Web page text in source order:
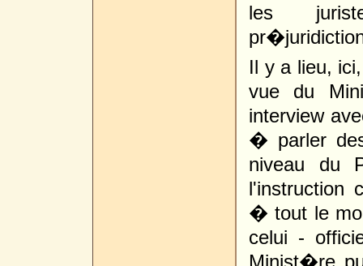
les
Il y a lieu,
vue du
interview
� parler
niveau du
l'instruction
� tout le
celui -
Minist�re